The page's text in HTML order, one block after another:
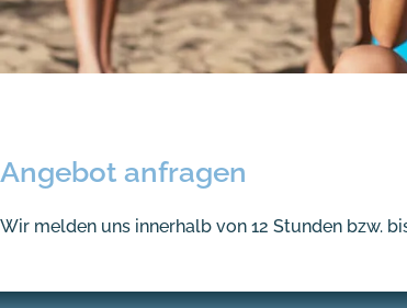
Angebot anfragen
Wir melden uns innerhalb von 12 Stunden bzw.